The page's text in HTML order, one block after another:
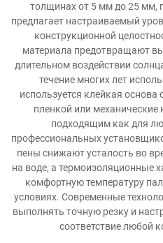
толщинах от 5 мм до 25 мм,
предлагает настраиваемый
конструкционной
материала предотвращают
длительном воздействии
течение многих лет
используется клейкая
пленкой или механические
подходящим как для
профессиональных
пены снижают усталость во
на воде, а термоизоляционные
комфортную температуру
условиях. Современные
выполнять точную резку и
соответствие любой